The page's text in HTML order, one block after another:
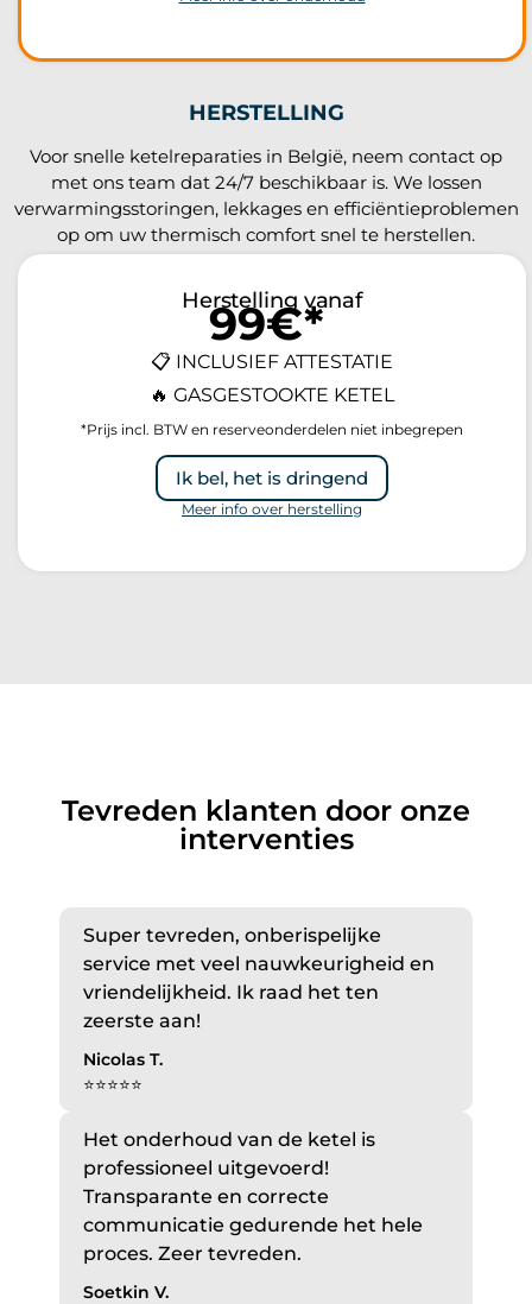
HERSTELLING
Voor snelle ketelreparaties in België, neem contact op
met ons team dat 24/7 beschikbaar is. We lossen
verwarmingsstoringen, lekkages en efficiëntieproblemen
op om uw thermisch comfort snel te herstellen.
Herstelling vanaf
99€*
📋 INCLUSIEF ATTESTATIE
🔥 GASGESTOOKTE KETEL
*Prijs incl. BTW en reserveonderdelen niet inbegrepen
Ik bel, het is dringend
Meer info over herstelling
Tevreden klanten door onze
interventies
Super tevreden, onberispelijke
service met veel nauwkeurigheid en
vriendelijkheid. Ik raad het ten
zeerste aan!
Nicolas T.
⭐⭐⭐⭐⭐
Het onderhoud van de ketel is
professioneel uitgevoerd!
Transparante en correcte
communicatie gedurende het hele
proces. Zeer tevreden.
Soetkin V.